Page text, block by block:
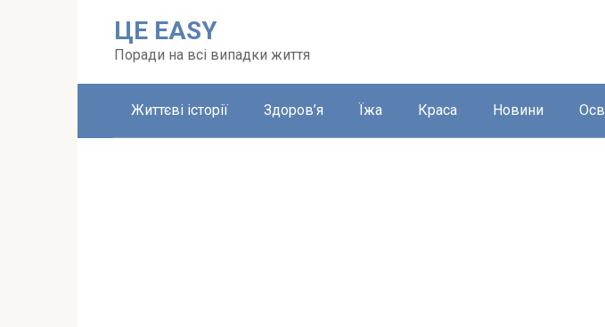
ЦЕ EASY
Поради на всі випадки життя
Життєві історії Здоров’я Їжа Краса Новини